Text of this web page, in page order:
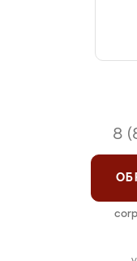
8